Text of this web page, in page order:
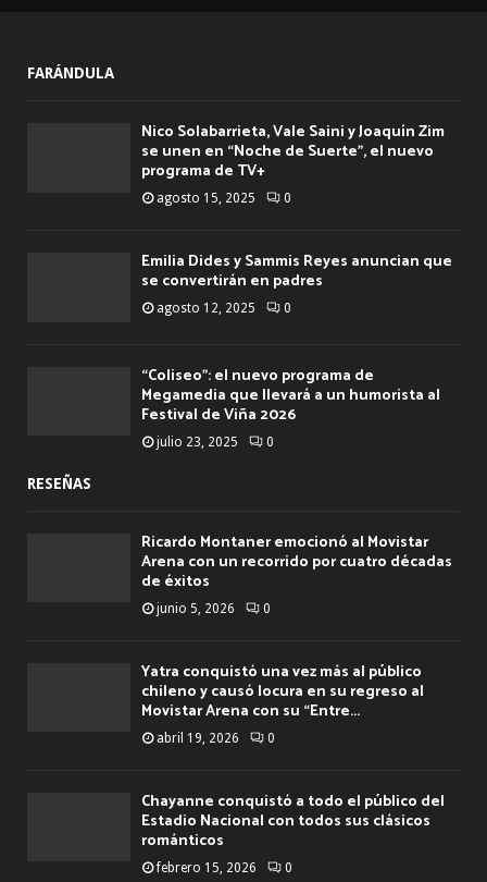
FARÁNDULA
Nico Solabarrieta, Vale Saini y Joaquín Zim
se unen en “Noche de Suerte”, el nuevo
programa de TV+
agosto 15, 2025 0
Emilia Dides y Sammis Reyes anuncian que
se convertirán en padres
agosto 12, 2025 0
“Coliseo”: el nuevo programa de
Megamedia que llevará a un humorista al
Festival de Viña 2026
julio 23, 2025 0
RESEÑAS
Ricardo Montaner emocionó al Movistar
Arena con un recorrido por cuatro décadas
de éxitos
junio 5, 2026 0
Yatra conquistó una vez más al público
chileno y causó locura en su regreso al
Movistar Arena con su “Entre...
abril 19, 2026 0
Chayanne conquistó a todo el público del
Estadio Nacional con todos sus clásicos
románticos
febrero 15, 2026 0